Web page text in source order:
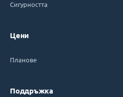
Сигурността
Цени
Планове
Поддръжка